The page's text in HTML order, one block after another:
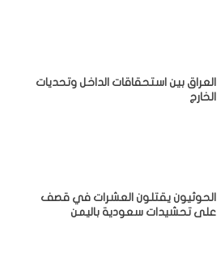
‏العراق بين استحقاقات الداخل وتحديات
الخارج
الحوثيون يقتلون العشرات في قصف
على تحشيدات سعودية باليمن